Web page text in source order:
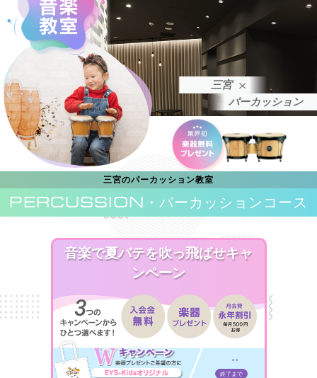
三宮
パーカッション
三宮のパーカッション教室
PERCUSSION ・パーカッションコース
音楽で夏バテを吹っ飛ばせキャ
ンペーン
--
終了まで